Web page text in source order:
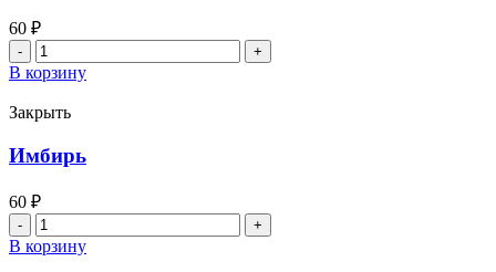
60 ₽
Количество
товара
Соевый
соус
В корзину
Закрыть
Имбирь
60 ₽
Количество
товара
Имбирь
В корзину